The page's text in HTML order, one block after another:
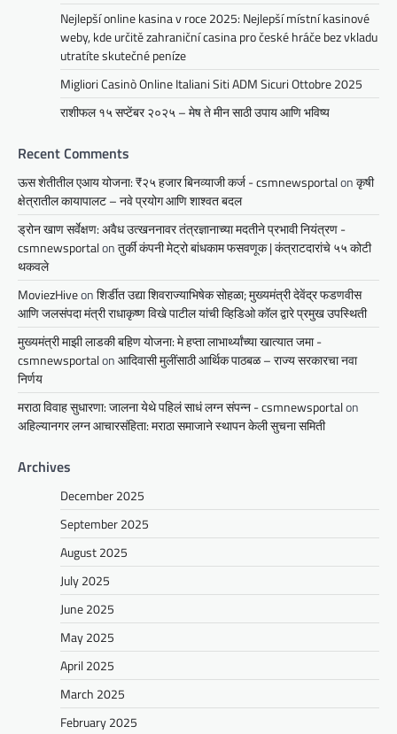
Nejlepší online kasina v roce 2025: Nejlepší místní kasinové
weby, kde určitě zahraniční casina pro české hráče bez vkladu
utratíte skutečné peníze
Migliori Casinò Online Italiani Siti ADM Sicuri Ottobre 2025
राशीफल १५ सप्टेंबर २०२५ – मेष ते मीन साठी उपाय आणि भविष्य
Recent Comments
ऊस शेतीतील एआय योजना: ₹२५ हजार बिनव्याजी कर्ज - csmnewsportalonकृषी
क्षेत्रातील कायापालट – नवे प्रयोग आणि शाश्वत बदल
ड्रोन खाण सर्वेक्षण: अवैध उत्खननावर तंत्रज्ञानाच्या मदतीने प्रभावी नियंत्रण -
csmnewsportalonतुर्की कंपनी मेट्रो बांधकाम फसवणूक | कंत्राटदारांचे ५५ कोटी
थकवले
MoviezHiveonशिर्डीत उद्या शिवराज्याभिषेक सोहळा; मुख्यमंत्री देवेंद्र फडणवीस
आणि जलसंपदा मंत्री राधाकृष्ण विखे पाटील यांची व्हिडिओ कॉल द्वारे प्रमुख उपस्थिती
मुख्यमंत्री माझी लाडकी बहिण योजना: मे हप्ता लाभार्थ्यांच्या खात्यात जमा -
csmnewsportalonआदिवासी मुलींसाठी आर्थिक पाठबळ – राज्य सरकारचा नवा
निर्णय
मराठा विवाह सुधारणा: जालना येथे पहिलं साधं लग्न संपन्न - csmnewsportalon
अहिल्यानगर लग्न आचारसंहिता: मराठा समाजाने स्थापन केली सुचना समिती
Archives
December 2025
September 2025
August 2025
July 2025
June 2025
May 2025
April 2025
March 2025
February 2025